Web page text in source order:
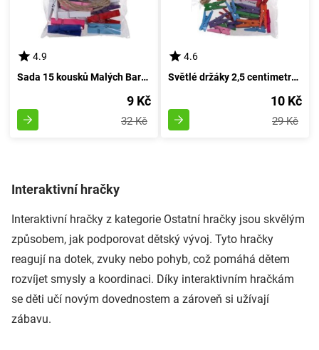
4.9
Sada 15 kousků Malých Barevných Sponků, délka 3,5 centimetru, s provázkem
9 Kč
32 Kč
4.6
Světlé držáky 2,5 centimetru, 25 kousků + šňůrka
10 Kč
29 Kč
Interaktivní hračky
Interaktivní hračky z kategorie Ostatní hračky jsou skvělým
způsobem, jak podporovat dětský vývoj. Tyto hračky
reagují na dotek, zvuky nebo pohyb, což pomáhá dětem
rozvíjet smysly a koordinaci. Díky interaktivním hračkám
se děti učí novým dovednostem a zároveň si užívají
zábavu.